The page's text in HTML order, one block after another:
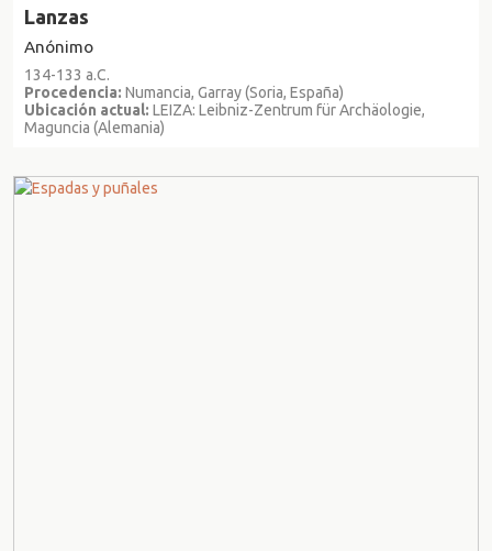
Lanzas
Anónimo
134-133 a.C.
Procedencia: Numancia, Garray (Soria, España)
Ubicación actual: LEIZA: Leibniz-Zentrum für Archäologie,
Maguncia (Alemania)